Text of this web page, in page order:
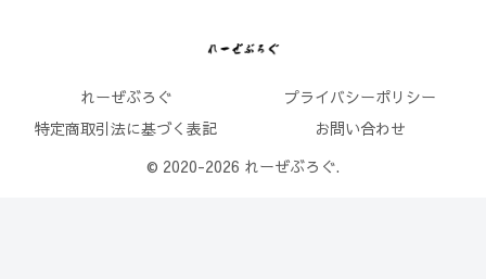
れーぜぶろぐ
プライバシーポリシー
特定商取引法に基づく表記
お問い合わせ
© 2020-2026 れーぜぶろぐ.